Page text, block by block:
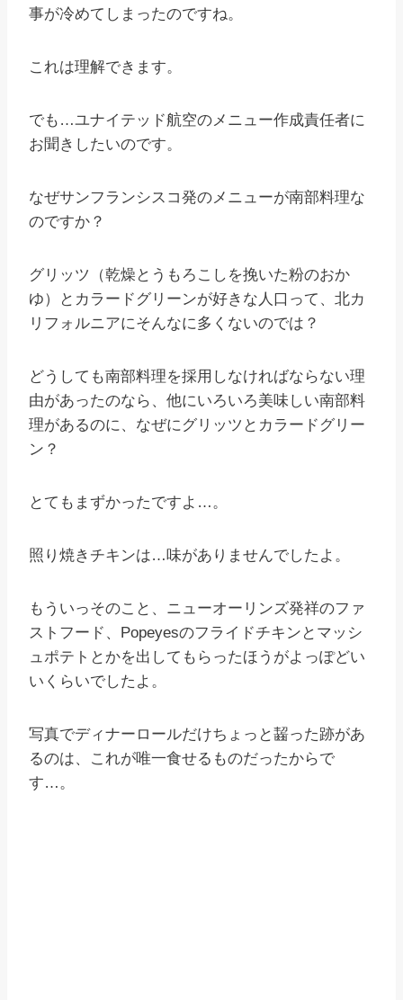
事が冷めてしまったのですね。
これは理解できます。
でも…ユナイテッド航空のメニュー作成責任者に
お聞きしたいのです。
なぜサンフランシスコ発のメニューが南部料理な
のですか？
グリッツ（乾燥とうもろこしを挽いた粉のおか
ゆ）とカラードグリーンが好きな人口って、北カ
リフォルニアにそんなに多くないのでは？
どうしても南部料理を採用しなければならない理
由があったのなら、他にいろいろ美味しい南部料
理があるのに、なぜにグリッツとカラードグリー
ン？
とてもまずかったですよ…。
照り焼きチキンは…味がありませんでしたよ。
もういっそのこと、ニューオーリンズ発祥のファ
ストフード、Popeyesのフライドチキンとマッシ
ュポテトとかを出してもらったほうがよっぽどい
いくらいでしたよ。
写真でディナーロールだけちょっと齧った跡があ
るのは、これが唯一食せるものだったからで
す…。